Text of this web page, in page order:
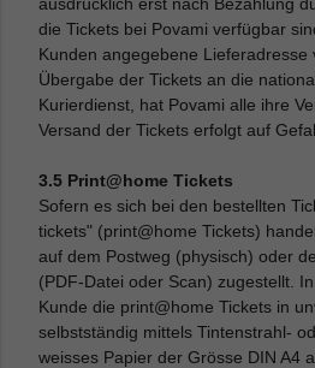
die Tickets bei Povami verfügbar
Kunden angegebene Lieferadresse
Übergabe der Tickets an die
Kurierdienst, hat Povami alle ihre
Versand der Tickets erfolgt auf
3.5 Print@home Tickets
Sofern es sich bei den bestellten
tickets" (print@home Tickets)
auf dem Postweg (physisch) oder
(PDF-Datei oder Scan) zugestellt.
Kunde die print@home Tickets in
selbstständig mittels Tintenstrahl-
weisses Papier der Grösse DIN A4